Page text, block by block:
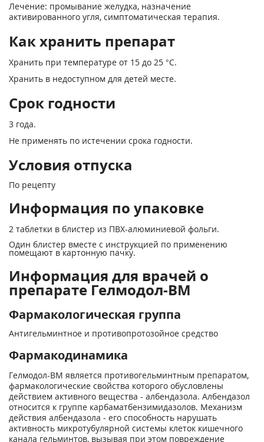
Лечение: промывание желудка, назначение
активированного угля, симптоматическая терапия.
Как хранить препарат
Хранить при температуре от 15 до 25 °С.
Хранить в недоступном для детей месте.
Срок годности
3 года.
Не применять по истечении срока годности.
Условия отпуска
По рецепту
Информация по упаковке
2 таблетки в блистер из ПВХ-алюминиевой фольги.
Один блистер вместе с инструкцией по применению
помещают в картонную пачку.
Информация для врачей о
препарате Гелмодол-ВМ
Фармакологическая группа
Антигельминтное и противопротозойное средство
Фармакодинамика
Гелмодол-ВМ является противогельминтным препаратом,
фармакологические свойства которого обусловлены
действием активного вещества - албендазола. Албендазол
относится к группе карбаматбензимидазолов. Механизм
действия албендазола - его способность нарушать
активность микротубулярной системы клеток кишечного
канала гельминтов, вызывая при этом повреждение